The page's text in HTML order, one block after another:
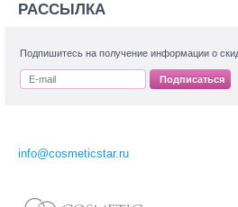
РАССЫЛКА
Подпишитесь на получение информации о
Подписаться
info@cosmeticstar.ru